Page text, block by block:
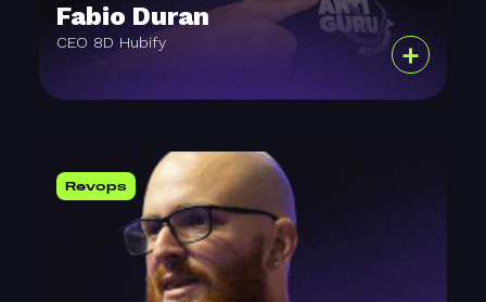
Fabio Duran
CEO 8D Hubify +
Revops